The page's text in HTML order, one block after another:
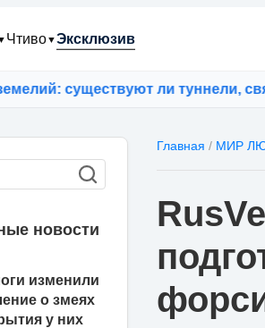
Чтиво▼Эксклюзив
существуют ли туннели,
новости
изменили
о змеях
у них
Главная / МИР